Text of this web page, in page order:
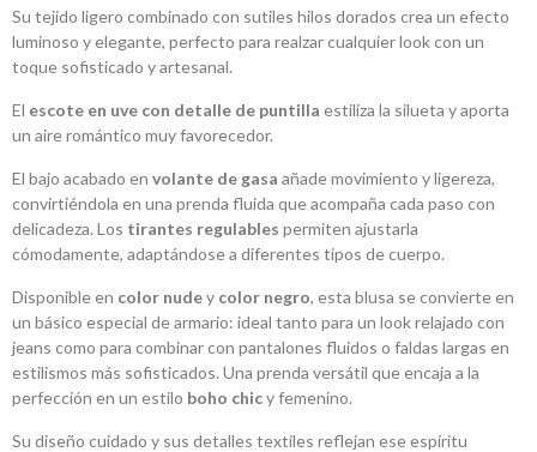
Su tejido ligero combinado con sutiles hilos dorados crea un efecto
luminoso y elegante, perfecto para realzar cualquier look con un
toque sofisticado y artesanal.
El escote en uve con detalle de puntilla estiliza la silueta y aporta
un aire romántico muy favorecedor.
El bajo acabado en volante de gasa añade movimiento y ligereza,
convirtiéndola en una prenda fluida que acompaña cada paso con
delicadeza. Los tirantes regulables permiten ajustarla
cómodamente, adaptándose a diferentes tipos de cuerpo.
Disponible en color nudey color negro, esta blusa se convierte en
un básico especial de armario: ideal tanto para un look relajado con
jeans como para combinar con pantalones fluidos o faldas largas en
estilismos más sofisticados. Una prenda versátil que encaja a la
perfección en un estilo boho chicy femenino.
Su diseño cuidado y sus detalles textiles reflejan ese espíritu